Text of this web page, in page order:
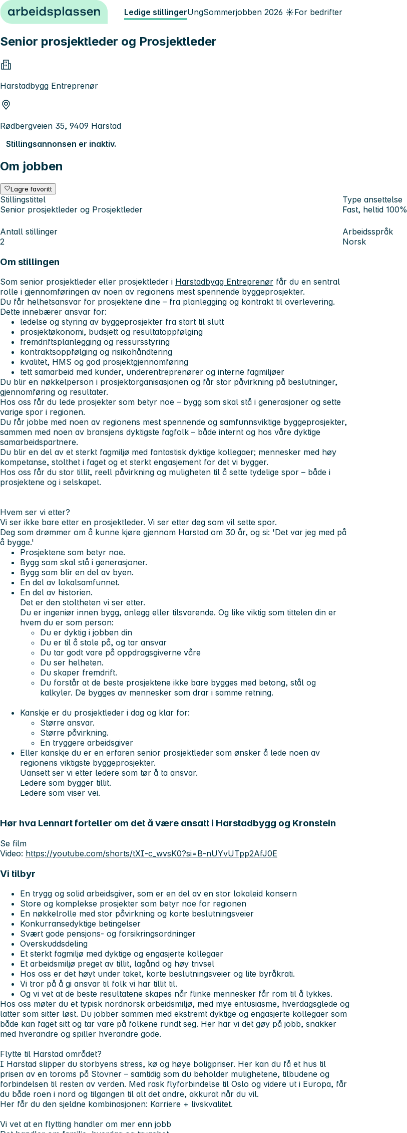
Hopp til innhold Ledige stillingerUngSommerjobben 2026 ☀️For bedrifter
Senior prosjektleder og Prosjektleder
Harstadbygg Entreprenør
Rødbergveien 35, 9409 Harstad
Stillingsannonsen er inaktiv.
Om jobben
Lagre favoritt
Stillingstittel
Senior prosjektleder og Prosjektleder
Type ansettelse
Fast, heltid 100%
Antall stillinger
2
Arbeidsspråk
Norsk
Om stillingen
Som senior prosjektleder eller prosjektleder i Harstadbygg Entreprenør får du en sentral
rolle i gjennomføringen av noen av regionens mest spennende byggeprosjekter.
Du får helhetsansvar for prosjektene dine – fra planlegging og kontrakt til overlevering.
Dette innebærer ansvar for:
ledelse og styring av byggeprosjekter fra start til slutt
prosjektøkonomi, budsjett og resultatoppfølging
fremdriftsplanlegging og ressursstyring
kontraktsoppfølging og risikohåndtering
kvalitet, HMS og god prosjektgjennomføring
tett samarbeid med kunder, underentreprenører og interne fagmiljøer
Du blir en nøkkelperson i prosjektorganisasjonen og får stor påvirkning på beslutninger,
gjennomføring og resultater.
Hos oss får du lede prosjekter som betyr noe – bygg som skal stå i generasjoner og sette
varige spor i regionen.
Du får jobbe med noen av regionens mest spennende og samfunnsviktige byggeprosjekter,
sammen med noen av bransjens dyktigste fagfolk – både internt og hos våre dyktige
samarbeidspartnere.
Du blir en del av et sterkt fagmiljø med fantastisk dyktige kollegaer; mennesker med høy
kompetanse, stolthet i faget og et sterkt engasjement for det vi bygger.
Hos oss får du stor tillit, reell påvirkning og muligheten til å sette tydelige spor – både i
prosjektene og i selskapet.
Hvem ser vi etter?
Vi ser ikke bare etter en prosjektleder. Vi ser etter deg som vil sette spor.
Deg som drømmer om å kunne kjøre gjennom Harstad om 30 år, og si: 'Det var jeg med på
å bygge.'
Prosjektene som betyr noe.
Bygg som skal stå i generasjoner.
Bygg som blir en del av byen.
En del av lokalsamfunnet.
En del av historien.
Det er den stoltheten vi ser etter.
Du er ingeniør innen bygg, anlegg eller tilsvarende. Og like viktig som tittelen din er
hvem du er som person:
Du er dyktig i jobben din
Du er til å stole på, og tar ansvar
Du tar godt vare på oppdragsgiverne våre
Du ser helheten.
Du skaper fremdrift.
Du forstår at de beste prosjektene ikke bare bygges med betong, stål og
kalkyler. De bygges av mennesker som drar i samme retning.
Kanskje er du prosjektleder i dag og klar for:
Større ansvar.
Større påvirkning.
En tryggere arbeidsgiver
Eller kanskje du er en erfaren senior prosjektleder som ønsker å lede noen av
regionens viktigste byggeprosjekter.
Uansett ser vi etter ledere som tør å ta ansvar.
Ledere som bygger tillit.
Ledere som viser vei.
Hør hva Lennart forteller om det å være ansatt i Harstadbygg og Kronstein
Se film
Video: https://youtube.com/shorts/tXI-c_wvsK0?si=B-nUYvUTpp2AfJ0E
Vi tilbyr
En trygg og solid arbeidsgiver, som er en del av en stor lokaleid konsern
Store og komplekse prosjekter som betyr noe for regionen
En nøkkelrolle med stor påvirkning og korte beslutningsveier
Konkurransedyktige betingelser
Svært gode pensjons- og forsikringsordninger
Overskuddsdeling
Et sterkt fagmiljø med dyktige og engasjerte kollegaer
Et arbeidsmiljø preget av tillit, lagånd og høy trivsel
Hos oss er det høyt under taket, korte beslutningsveier og lite byråkrati.
Vi tror på å gi ansvar til folk vi har tillit til.
Og vi vet at de beste resultatene skapes når flinke mennesker får rom til å lykkes.
Hos oss møter du et typisk nordnorsk arbeidsmiljø, med mye entusiasme, hverdagsglede og
latter som sitter løst. Du jobber sammen med ekstremt dyktige og engasjerte kollegaer som
både kan faget sitt og tar vare på folkene rundt seg. Her har vi det gøy på jobb, snakker
med hverandre og spiller hverandre gode.
Flytte til Harstad området?
I Harstad slipper du storbyens stress, kø og høye boligpriser. Her kan du få et hus til
prisen av en toroms på Stovner – samtidig som du beholder mulighetene, tilbudene og
forbindelsen til resten av verden. Med rask flyforbindelse til Oslo og videre ut i Europa, får
du både roen i nord og tilgangen til alt det andre, akkurat når du vil.
Her får du den sjeldne kombinasjonen: Karriere + livskvalitet.
Vi vet at en flytting handler om mer enn jobb